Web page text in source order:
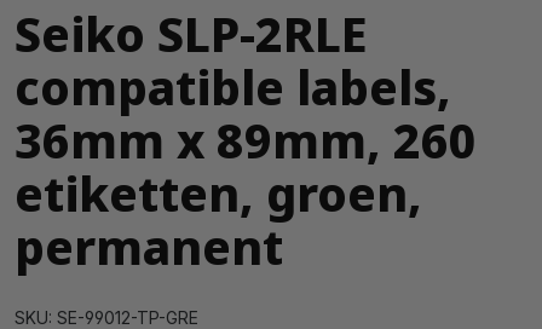
Seiko SLP-2RLE
compatible labels,
36mm x 89mm, 260
etiketten, groen,
permanent
SKU: SE-99012-TP-GRE